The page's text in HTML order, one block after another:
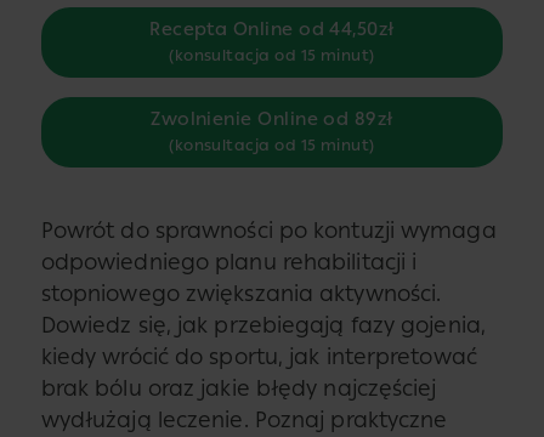
Recepta Online od 44,50zł
(konsultacja od 15 minut)
Zwolnienie Online od 89zł
(konsultacja od 15 minut)
Powrót do sprawności po kontuzji wymaga
odpowiedniego planu rehabilitacji i
stopniowego zwiększania aktywności.
Dowiedz się, jak przebiegają fazy gojenia,
kiedy wrócić do sportu, jak interpretować
brak bólu oraz jakie błędy najczęściej
wydłużają leczenie. Poznaj praktyczne